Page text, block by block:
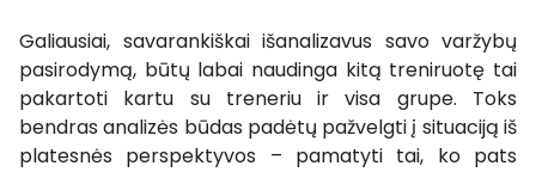
Galiausiai, savarankiškai išanalizavus savo varžybų
pasirodymą, būtų labai naudinga kitą treniruotę tai
pakartoti kartu su treneriu ir visa grupe. Toks
bendras analizės būdas padėtų pažvelgti į situaciją iš
platesnės perspektyvos – pamatyti tai, ko pats